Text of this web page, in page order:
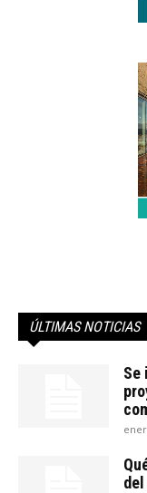
ÚLTIMAS NOTICIAS
Se